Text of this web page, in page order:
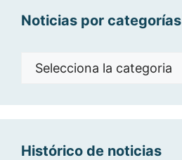
Noticias por categorías
Noticias
Histórico de noticias